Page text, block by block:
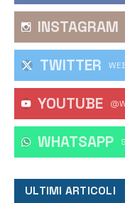
INSTAGRAM
TWITTER
YOUTUBE
WHATSAPP
ULTIMI ARTICOLI